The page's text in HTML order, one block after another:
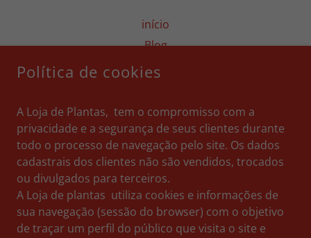
início
Blog
Galeria de Fotos
Trabalhe Conosco
Locais de atendimento
Entre em Contato
Política de Privacidade
Termos e Condições
LOJA DE PLANTAS
Política de cookies
A Loja de Plantas, tem o compromisso com a
privacidade e a segurança de seus clientes durante
todo o processo de navegação pelo site. Os dados
cadastrais dos clientes não são vendidos, trocados
ou divulgados para terceiros.
A Loja de plantas utiliza cookies e informações de
sua navegação (sessão do browser) com o objetivo
de traçar um perfil do público que visita o site e